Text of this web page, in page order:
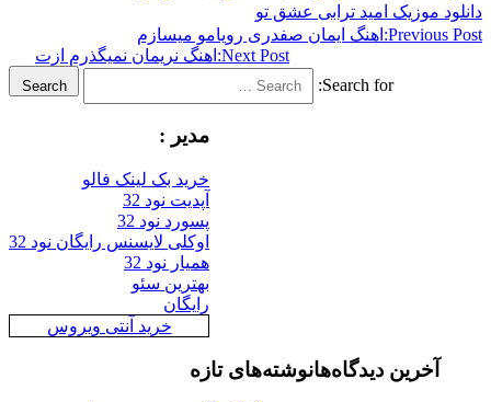
دانلود موزیک امید ترابی عشق تو
Previous Post: اهنگ ایمان صفدری رویامو میسازم
Next Post: اهنگ نریمان نمیگذرم ازت
Search for:
Search
مدیر :
خرید بک لینک فالو
آپدیت نود 32
پسورد نود 32
اوکلی لایسنس رایگان نود 32
همیار نود 32
بهترین سئو
رایگان
خرید آنتی ویروس
نوشته‌های تازهآخرین دیدگاه‌ها